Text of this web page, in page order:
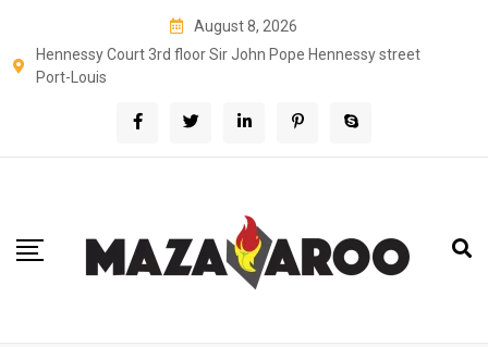
content
August 8, 2026
Hennessy Court 3rd floor Sir John Pope Hennessy street
Port-Louis